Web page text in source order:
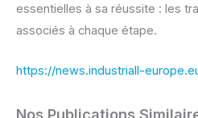
essentielles à sa réussite : les
associés à chaque étape.
https://news.industriall-
Nos Publications